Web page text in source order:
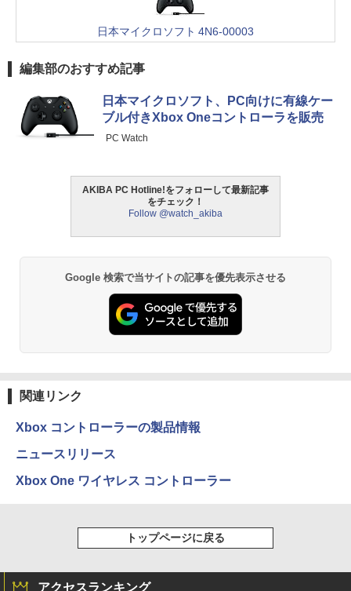
日本マイクロソフト 4N6-00003
編集部のおすすめ記事
日本マイクロソフト、PC向けに有線ケー
ブル付きXbox Oneコントローラを販売
PC Watch
AKIBA PC Hotline!をフォローして最新記事
をチェック！
Follow @watch_akiba
Google 検索で当サイトの記事を優先表示させる
関連リンク
Xbox コントローラーの製品情報
ニュースリリース
Xbox One ワイヤレス コントローラー
トップページに戻る
アクセスランキング